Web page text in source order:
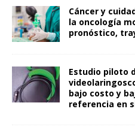
Cáncer y
la oncología
pronóstico,
Estudio piloto
bajo costo y
referencia en